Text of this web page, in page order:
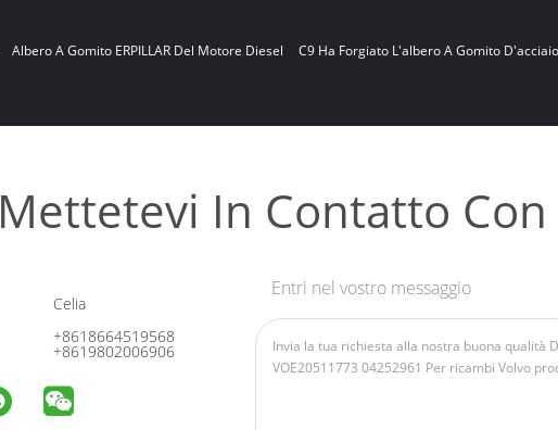
Albero A Gomito ERPILLAR Del Motore Diesel C9 Ha Forgiato L'albero A Gomito D'acciaio
Mettetevi In ​​contatto
Celia
+8618664519568
+8619802006906
Entri nel vostro messaggio